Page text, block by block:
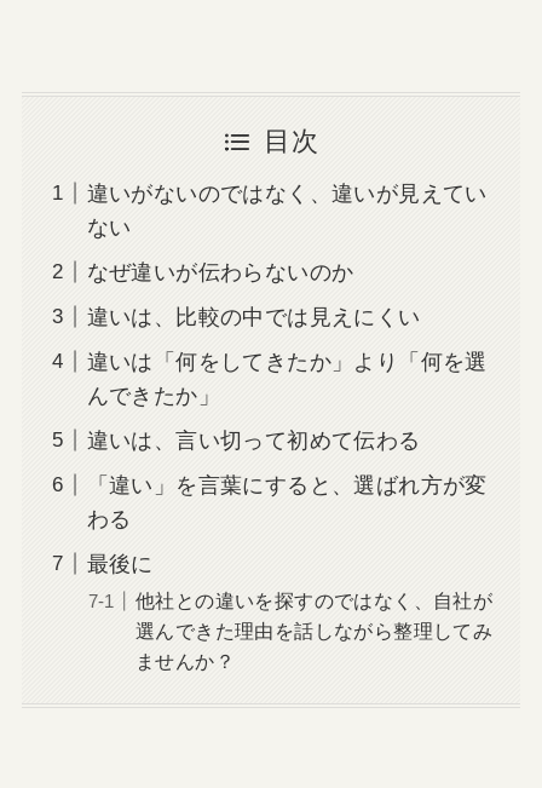
目次
違いがないのではなく、違いが見えてい
ない
なぜ違いが伝わらないのか
違いは、比較の中では見えにくい
違いは「何をしてきたか」より「何を選
んできたか」
違いは、言い切って初めて伝わる
「違い」を言葉にすると、選ばれ方が変
わる
最後に
他社との違いを探すのではなく、自社が
選んできた理由を話しながら整理してみ
ませんか？